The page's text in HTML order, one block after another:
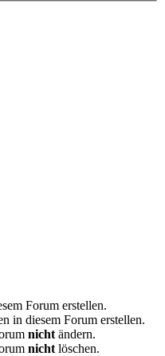
Forum erstellen.
in diesem Forum erstellen.
nicht ändern.
nicht löschen.